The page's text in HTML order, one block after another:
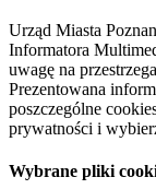
Urząd Miasta
Informatora
uwagę na
Prezentowana
poszczególne
prywatności i
Wybrane pliki